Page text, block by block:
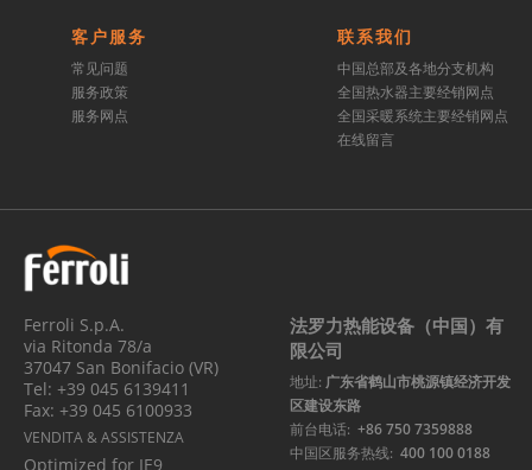
客户服务
常见问题
服务政策
服务网点
联系我们
中国总部及各地分支机构
全国热水器主要经销网点
全国采暖系统主要经销网点
在线留言
Ferroli S.p.A.
via Ritonda 78/a
37047 San Bonifacio (VR)
Tel: +39 045 6139411
Fax: +39 045 6100933
VENDITA & ASSISTENZA
Optimized for IE9
法罗力热能设备（中国）有
限公司
地址: 广东省鹤山市桃源镇经济开发
区建设东路
前台电话: +86 750 7359888
中国区服务热线: 400 100 0188